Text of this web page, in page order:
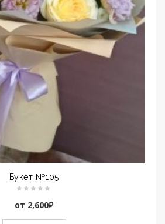
Букет №105
от 2,600₽